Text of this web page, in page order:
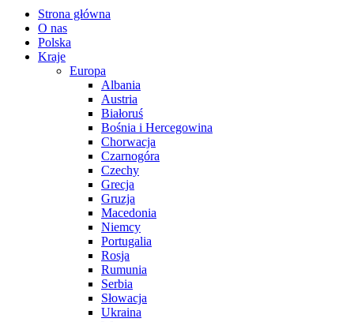
Strona główna
O nas
Polska
Kraje
Europa
Albania
Austria
Białoruś
Bośnia i Hercegowina
Chorwacja
Czarnogóra
Czechy
Grecja
Gruzja
Macedonia
Niemcy
Portugalia
Rosja
Rumunia
Serbia
Słowacja
Ukraina